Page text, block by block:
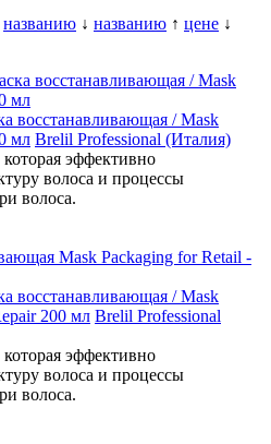
названию ↓ названию ↑ цене ↓
восстанавливающая / Mask
мл Brelil Professional (Италия)
эффективно
волоса и процессы
волоса.
восстанавливающая / Mask
200 мл Brelil Professional
эффективно
волоса и процессы
волоса.